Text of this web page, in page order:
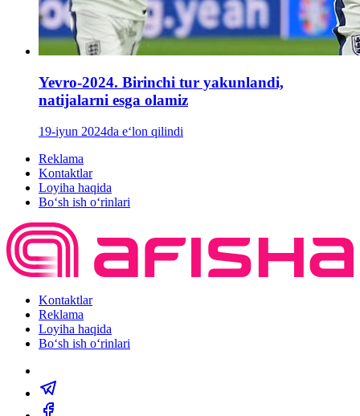
Yevro-2024. Birinchi tur yakunlandi,
natijalarni esga olamiz
19-iyun 2024da e‘lon qilindi
Reklama
Kontaktlar
Loyiha haqida
Bo‘sh ish o‘rinlari
Kontaktlar
Reklama
Loyiha haqida
Bo‘sh ish o‘rinlari